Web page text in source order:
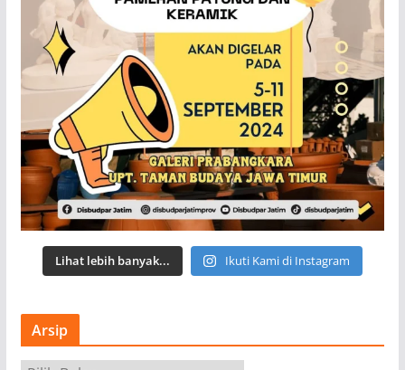
Lihat lebih banyak... Ikuti Kami di Instagram
Arsip